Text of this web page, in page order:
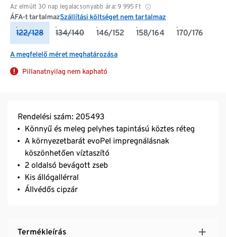
Az elmúlt 30 nap legalacsonyabb ára: 9 995 Ft
ÁFA-t tartalmazSzállítási költséget nem tartalmaz
122/128 134/140 146/152 158/164 170/176
A megfelelő méret meghatározása
Pillanatnyilag nem kapható
Rendelési szám: 205493
Könnyű és meleg pelyhes tapintású köztes réteg
A környezetbarát evoPel impregnálásnak
köszönhetően víztaszító
2 oldalsó bevágott zseb
Kis állógallérral
Állvédős cipzár
Termékleírás